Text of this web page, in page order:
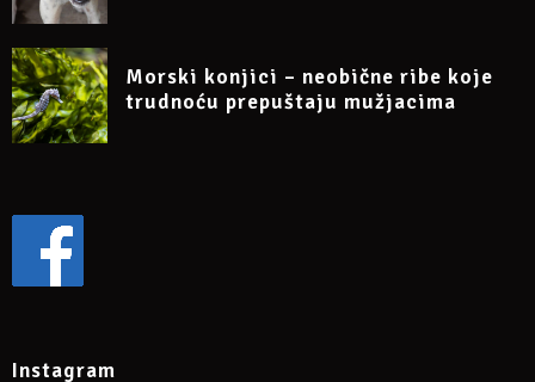
Morski konjici – neobične ribe koje
trudnoću prepuštaju mužjacima
Instagram